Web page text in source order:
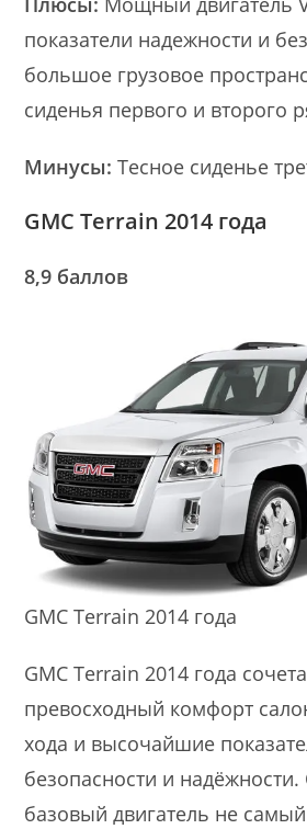
показатели надежности и
большое грузовое
сиденья первого и второго
Минусы:Тесное сиденье
GMC Terrain 2014 года
8,9 баллов
GMC Terrain 2014 года
GMC Terrain 2014 года
превосходный комфорт
хода и высочайшие
безопасности и
базовый двигатель не